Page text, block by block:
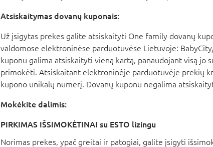
Atsiskaitymas dovanų kuponais:
Už įsigytas prekes galite atsiskaityti One family dovanų
valdomose elektroninėse parduotuvėse Lietuvoje:
kuponu galima atsiskaityti vieną kartą, panaudojant visą jo
primokėti. Atsiskaitant elektroninėje parduotuvėje prekių
kupono unikalų numerį. Dovanų kuponu negalima
Mokėkite dalimis:
PIRKIMAS IŠSIMOKĖTINAI su ESTO lizingu
Norimas prekes, ypač greitai ir patogiai, galite įsigyti